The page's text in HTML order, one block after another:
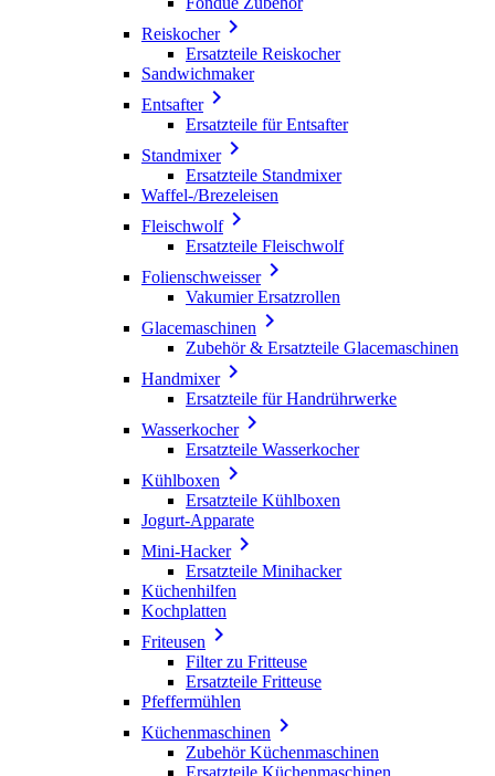
Reiskocher
Ersatzteile Reiskocher
Sandwichmaker
Entsafter
Ersatzteile für Entsafter
Standmixer
Ersatzteile Standmixer
Waffel-/Brezeleisen
Fleischwolf
Ersatzteile Fleischwolf
Folienschweisser
Vakumier Ersatzrollen
Glacemaschinen 
Zubehör & Ersatzteile Glacemaschinen
Handmixer
Ersatzteile für Handrührwerke
Wasserkocher
Ersatzteile Wasserkocher
Kühlboxen 
Ersatzteile Kühlboxen
Jogurt-Apparate
Mini-Hacker
Ersatzteile Minihacker
Küchenhilfen
Kochplatten
Friteusen 
Filter zu Fritteuse
Ersatzteile Fritteuse
Pfeffermühlen
Küchenmaschinen 
Zubehör Küchenmaschinen
Ersatzteile Küchenmaschinen